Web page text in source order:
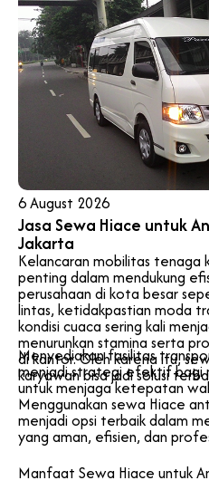
6 August 2026
Jasa Sewa Hiace untuk
Jakarta
Kelancaran mobilitas tenaga
penting dalam mendukung
perusahaan di kota besar
lintas, ketidakpastian moda
kondisi cuaca sering kali
menurunkan stamina serta
di kantor. Oleh karena itu,
karyawan bisa jadi solusi
Menyediakan fasilitas
menjadi strategi efektif bagi
untuk menjaga ketepatan
Menggunakan sewa Hiace
menjadi opsi terbaik dalam
yang aman, efisien, dan
Manfaat Sewa Hiace untuk